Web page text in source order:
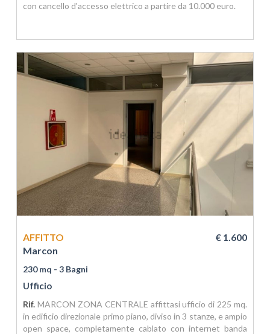
con cancello d'accesso elettrico a partire da 10.000 euro.
AFFITTO
€ 1.600
Marcon
230 mq - 3 Bagni
Ufficio
Rif. MARCON ZONA CENTRALE affittasi ufficio di 225 mq.
in edificio direzionale primo piano, diviso in 3 stanze, e ampio
open space, completamente cablato con internet banda